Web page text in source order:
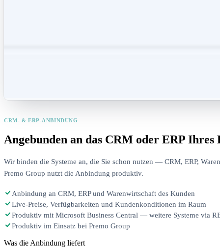
CRM- & ERP-ANBINDUNG
Angebunden an das CRM oder ERP
Wir binden die Systeme an, die Sie schon nutzen — CRM, ERP,
Premo Group nutzt die Anbindung produktiv.
Anbindung an CRM, ERP und Warenwirtschaft des Kunden
Live-Preise, Verfügbarkeiten und Kundenkonditionen im Raum
Produktiv mit Microsoft Business Central — weitere Systeme via
Produktiv im Einsatz bei Premo Group
Was die Anbindung liefert